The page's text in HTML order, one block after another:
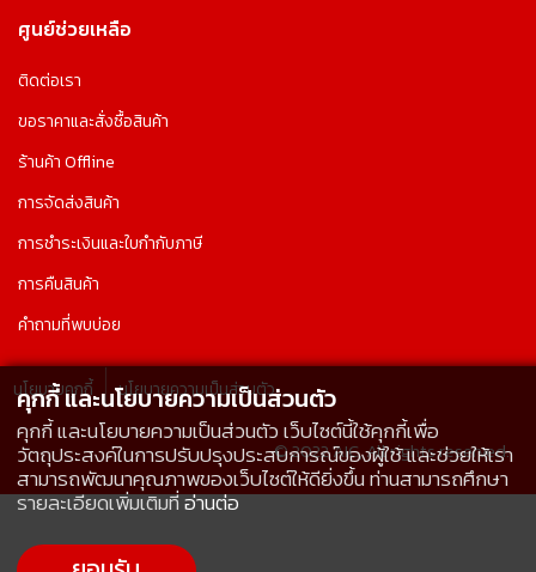
ศูนย์ช่วยเหลือ
ติดต่อเรา
ขอราคาและสั่งซื้อสินค้า
ร้านค้า Offline
การจัดส่งสินค้า
การชำระเงินและใบกำกับภาษี
การคืนสินค้า
คำถามที่พบบ่อย
นโยบายคุกกี้ นโยบายความเป็นส่วนตัว
© 2022 AIC, All rights reserved.
คุกกี้ และนโยบายความเป็นส่วนตัว
คุกกี้ และนโยบายความเป็นส่วนตัว เว็บไซต์นี้ใช้คุกกี้เพื่อ
วัตถุประสงค์ในการปรับปรุงประสบการณ์ของผู้ใช้ และช่วยให้เรา
สามารถพัฒนาคุณภาพของเว็บไซต์ให้ดียิ่งขึ้น ท่านสามารถศึกษา
รายละเอียดเพิ่มเติมที่อ่านต่อ